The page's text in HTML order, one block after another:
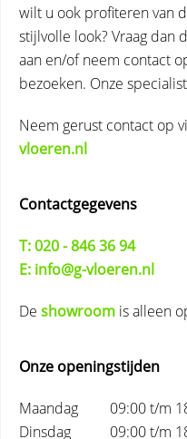
wilt u ook profiteren van
stijlvolle look? Vraag
aan en/of neem contact
bezoeken. Onze
Neem gerust contact op
vloeren.nl
Contactgegevens
T: 020 - 846 36 94
E: info@g-vloeren.nl
De showroom is alleen
Onze openingstijden
Maandag
09:00 t/m
Dinsdag
09:00 t/m